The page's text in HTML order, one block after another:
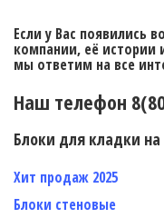
Если у Вас появились
компании, её истории
мы ответим на все
Наш телефон
Блоки для кладки на
Хит продаж 2025
Блоки стеновые